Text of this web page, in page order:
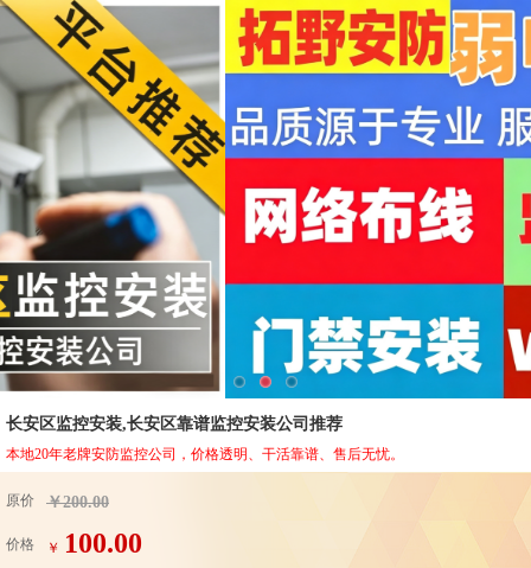
长安区监控安装,长安区靠谱监控安装公司推荐
本地20年老牌安防监控公司，价格透明、干活靠谱、售后无忧。
原价 ￥200.00
价格 ￥ 100.00